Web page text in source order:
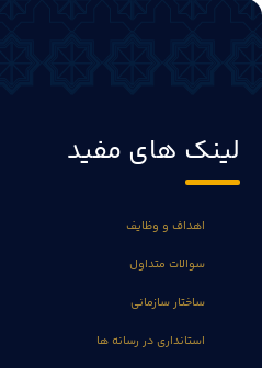
لینک های مفید
اهداف و وظایف
سوالات متداول
ساختار سازمانی
استانداری در رسانه ها